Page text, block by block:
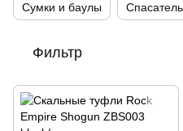
Сумки и баулы
Фильтр